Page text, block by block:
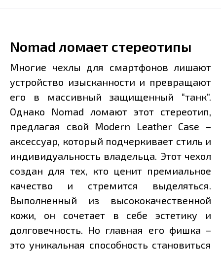
Nomad ломает стереотипы
Многие чехлы для смартфонов лишают
устройство изысканности и превращают
его в массивный защищенный “танк”.
Однако Nomad ломают этот стереотип,
предлагая свой Modern Leather Case –
аксессуар, который подчеркивает стиль и
индивидуальность владельца. Этот чехол
создан для тех, кто ценит премиальное
качество и стремится выделяться.
Выполненный из высококачественной
кожи, он сочетает в себе эстетику и
долговечность. Но главная его фишка –
это уникальная способность становиться